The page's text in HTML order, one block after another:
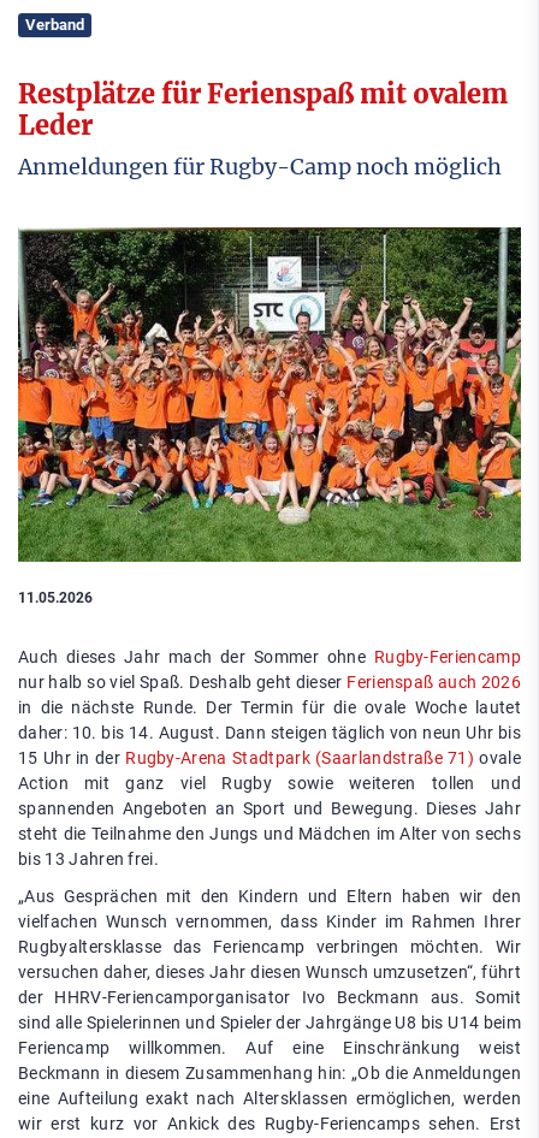
Verband
Restplätze für Ferienspaß mit ovalem
Leder
Anmeldungen für Rugby-Camp noch möglich
11.05.2026
Auch dieses Jahr mach der Sommer ohne Rugby-Feriencamp
nur halb so viel Spaß. Deshalb geht dieser Ferienspaß auch 2026
in die nächste Runde. Der Termin für die ovale Woche lautet
daher: 10. bis 14. August. Dann steigen täglich von neun Uhr bis
15 Uhr in der Rugby-Arena Stadtpark (Saarlandstraße 71) ovale
Action mit ganz viel Rugby sowie weiteren tollen und
spannenden Angeboten an Sport und Bewegung. Dieses Jahr
steht die Teilnahme den Jungs und Mädchen im Alter von sechs
bis 13 Jahren frei.
„Aus Gesprächen mit den Kindern und Eltern haben wir den
vielfachen Wunsch vernommen, dass Kinder im Rahmen Ihrer
Rugbyaltersklasse das Feriencamp verbringen möchten. Wir
versuchen daher, dieses Jahr diesen Wunsch umzusetzen“, führt
der HHRV-Feriencamporganisator Ivo Beckmann aus. Somit
sind alle Spielerinnen und Spieler der Jahrgänge U8 bis U14 beim
Feriencamp willkommen. Auf eine Einschränkung weist
Beckmann in diesem Zusammenhang hin: „Ob die Anmeldungen
eine Aufteilung exakt nach Altersklassen ermöglichen, werden
wir erst kurz vor Ankick des Rugby-Feriencamps sehen. Erst